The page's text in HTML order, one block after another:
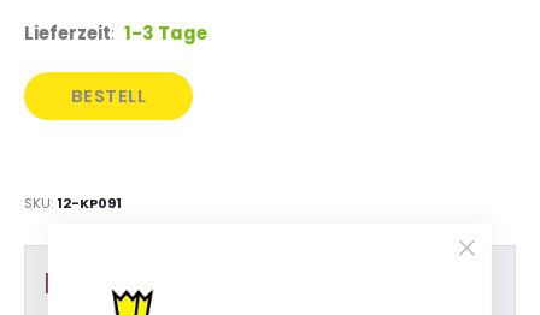
Lieferzeit: 1-3 Tage
BESTELL
SKU 12-KP091
Produkt Optionen